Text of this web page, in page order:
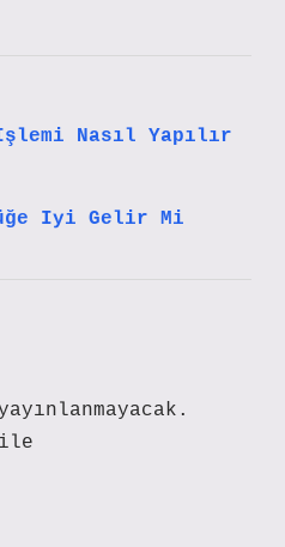
Nasıl Yapılır
Iyi Gelir Mi